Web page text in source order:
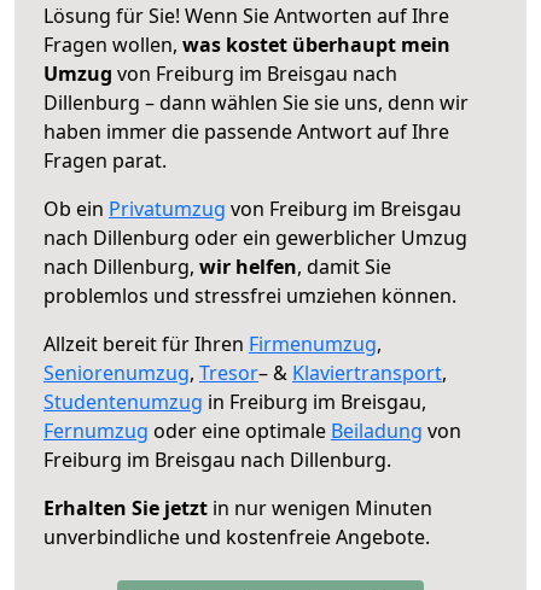
Lösung für Sie! Wenn Sie Antworten auf Ihre
Fragen wollen, was kostet überhaupt mein
Umzug von Freiburg im Breisgau nach
Dillenburg – dann wählen Sie sie uns, denn wir
haben immer die passende Antwort auf Ihre
Fragen parat.
Ob ein Privatumzug von Freiburg im Breisgau
nach Dillenburg oder ein gewerblicher Umzug
nach Dillenburg, wir helfen, damit Sie
problemlos und stressfrei umziehen können.
Allzeit bereit für Ihren Firmenumzug,
Seniorenumzug, Tresor– & Klaviertransport,
Studentenumzug in Freiburg im Breisgau,
Fernumzug oder eine optimale Beiladung von
Freiburg im Breisgau nach Dillenburg.
Erhalten Sie jetzt in nur wenigen Minuten
unverbindliche und kostenfreie Angebote.